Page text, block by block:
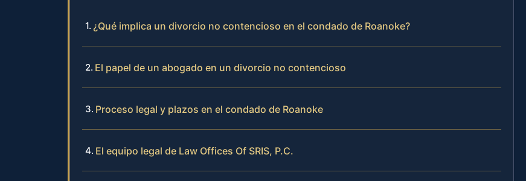
¿Qué implica un divorcio no contencioso en el condado de Roanoke?
El papel de un abogado en un divorcio no contencioso
Proceso legal y plazos en el condado de Roanoke
El equipo legal de Law Offices Of SRIS, P.C.